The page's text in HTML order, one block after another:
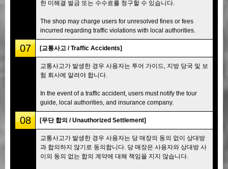
한 미해결 벌금 또는 수수료를 청구할 수 있습니다.
The shop may charge users for unresolved fines or fees
incurred regarding traffic violations with local authorities.
07 [교통사고 / Traffic Accidents]
교통사고가 발생한 경우 사용자는 투어 가이드, 지방 당국 및 보
험 회사에 알려야 합니다.
In the event of a traffic accident, users must notify the tour
guide, local authorities, and insurance company.
08 [무단 합의 / Unauthorized Settlement]
교통사고가 발생한 경우 사용자는 당 매장의 동의 없이 상대방
과 합의하지 않기로 동의합니다. 당 매장은 사용자와 상대방 사
이의 동의 없는 합의 계약에 대해 책임을 지지 않습니다.